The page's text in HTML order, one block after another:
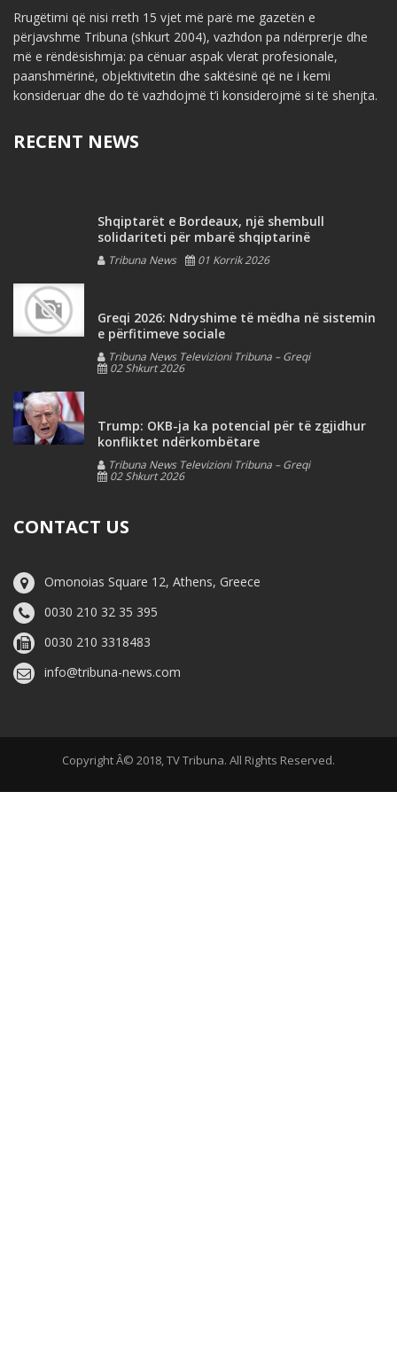
Rrugëtimi që nisi rreth 15 vjet më parë me gazetën e
përjavshme Tribuna (shkurt 2004), vazhdon pa ndërprerje dhe
më e rëndësishmja: pa cënuar aspak vlerat profesionale,
paanshmërinë, objektivitetin dhe saktësinë që ne i kemi
konsideruar dhe do të vazhdojmë t’i konsiderojmë si të shenjta.
RECENT NEWS
Shqiptarët e Bordeaux, një shembull
solidariteti për mbarë shqiptarinë
Tribuna News 01 Korrik 2026
Greqi 2026: Ndryshime të mëdha në sistemin
e përfitimeve sociale
Tribuna News Televizioni Tribuna – Greqi
02 Shkurt 2026
Trump: OKB-ja ka potencial për të zgjidhur
konfliktet ndërkombëtare
Tribuna News Televizioni Tribuna – Greqi
02 Shkurt 2026
CONTACT US
Omonoias Square 12, Athens, Greece
0030 210 32 35 395
0030 210 3318483
info@tribuna-news.com
Copyright Â© 2018, TV Tribuna. All Rights Reserved.